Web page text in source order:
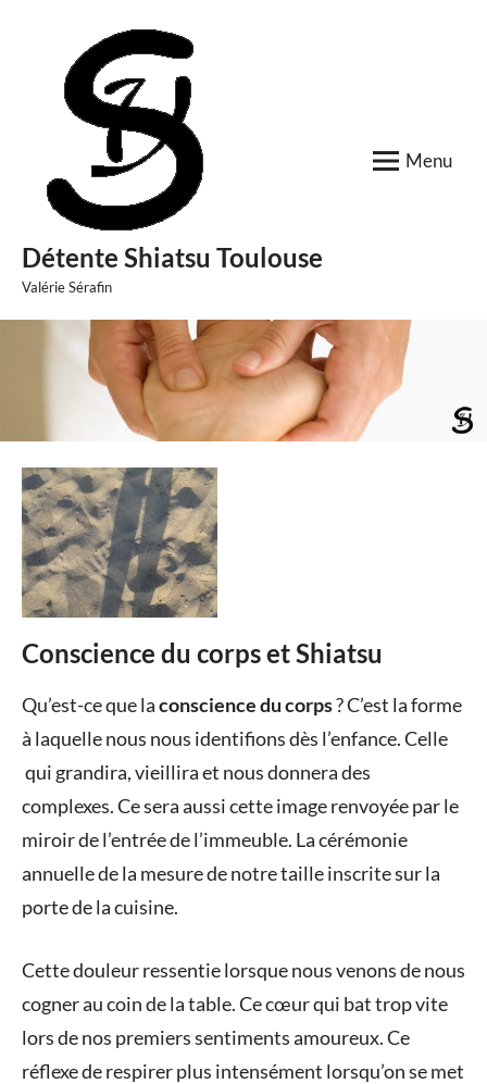
Détente Shiatsu Toulouse
Valérie Sérafin
Menu
Conscience du corps et Shiatsu
Posted
on
28
janvier
2015
by
Valérie
Sérafin
in
Pour
aller
plus
loin,
Shiatsu
Qu’est-ce que laconscience du corps? C’est la forme
à laquelle nous nous identifions dès l’enfance. Celle
qui grandira, vieillira et nous donnera des
complexes. Ce sera aussi cette image renvoyée par le
miroir de l’entrée de l’immeuble. La cérémonie
annuelle de la mesure de notre taille inscrite sur la
porte de la cuisine.
Cette douleur ressentie lorsque nous venons de nous
cogner au coin de la table. Ce cœur qui bat trop vite
lors de nos premiers sentiments amoureux. Ce
réflexe de respirer plus intensément lorsqu’on se met